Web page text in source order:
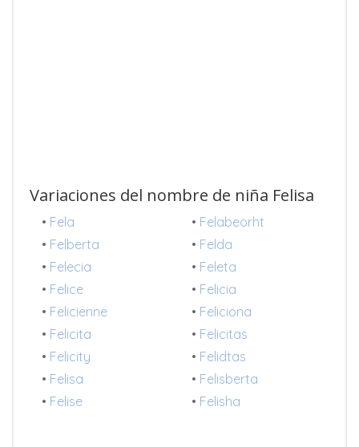
Variaciones del nombre de niña Felisa
• Fela • Felabeorht
• Felberta • Felda
• Felecia • Feleta
• Felice • Felicia
• Felicienne • Feliciona
• Felicita • Felicitas
• Felicity • Felidtas
• Felisa • Felisberta
• Felise • Felisha